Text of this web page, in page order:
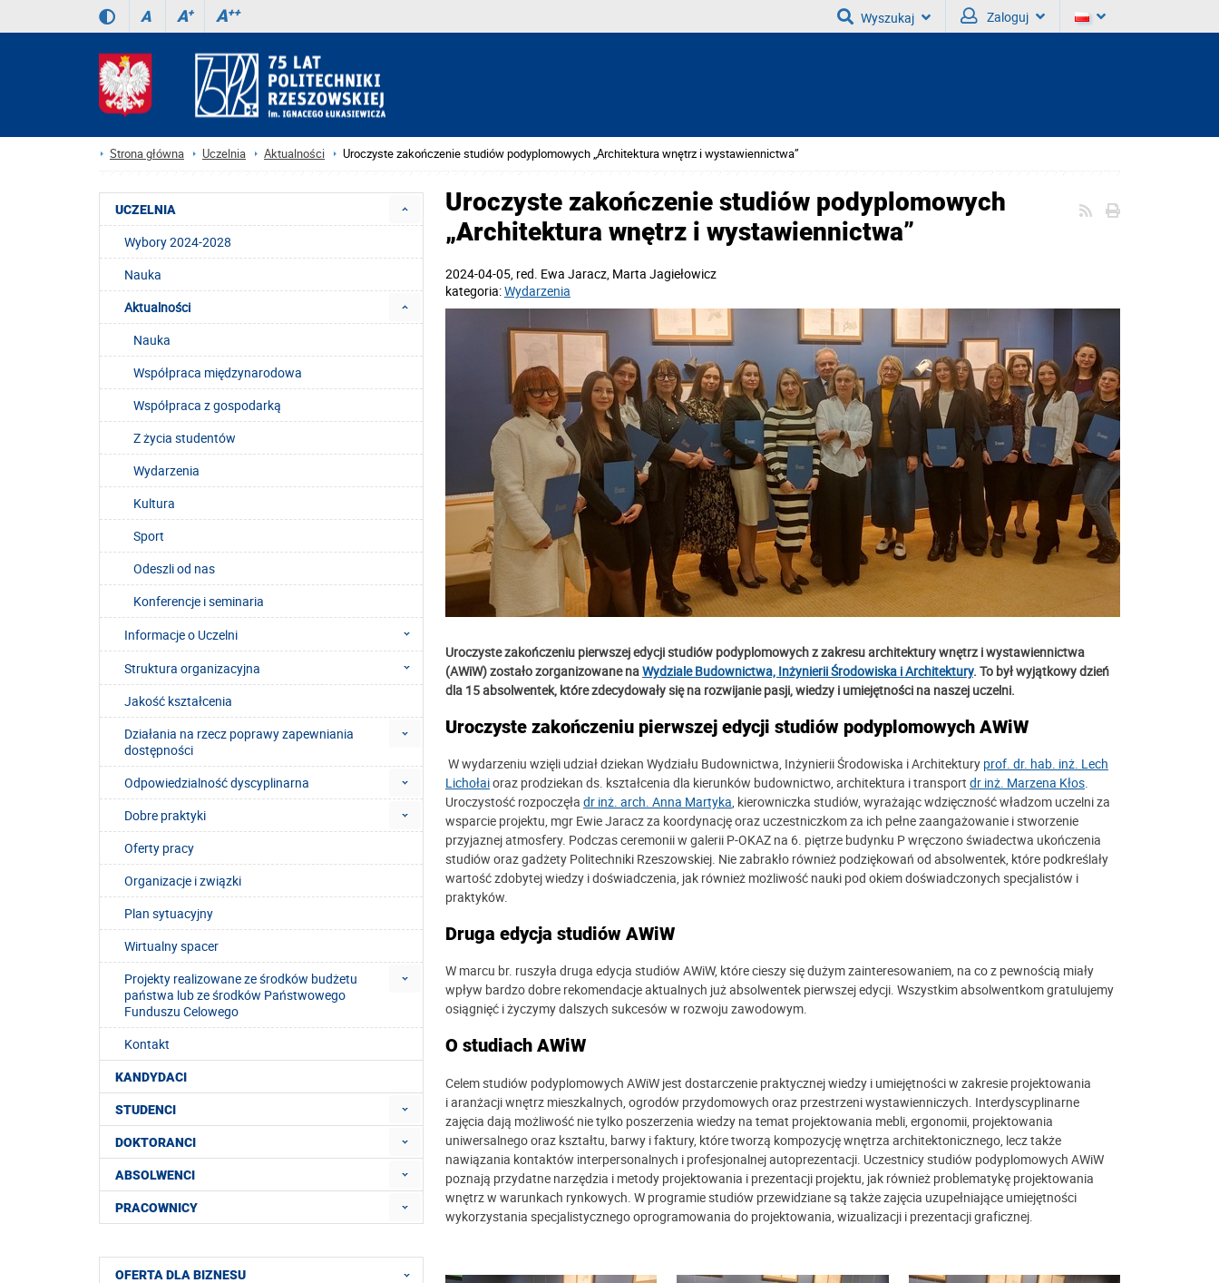
A A+ A++ Wyszukaj Zaloguj
Strona główna Uczelnia Aktualności Uroczyste zakończenie studiów podyplomowych „Architektura wnętrz i wystawiennictwa”
Uroczyste zakończenie studiów podyplomowych
„Architektura wnętrz i wystawiennictwa”
2024-04-05, red. Ewa Jaracz, Marta Jagiełowicz
kategoria:Wydarzenia
Uroczyste zakończeniu pierwszej edycji studiów podyplomowych z zakresu architektury wnętrz i wystawiennictwa
(AWiW) zostało zorganizowane naWydziale Budownictwa, Inżynierii Środowiska i Architektury. To był wyjątkowy dzień
dla 15 absolwentek, które zdecydowały się na rozwijanie pasji, wiedzy i umiejętności na naszej uczelni.
Uroczyste zakończeniu pierwszej edycji studiów podyplomowych AWiW
W wydarzeniu wzięli udział dziekan Wydziału Budownictwa, Inżynierii Środowiska i Architektury prof. dr. hab. inż. Lech
Lichołaioraz prodziekan ds. kształcenia dla kierunków budownictwo, architektura i transport dr inż. Marzena Kłos.
Uroczystość rozpoczęła dr inż. arch. Anna Martyka, kierowniczka studiów, wyrażając wdzięczność władzom uczelni za
wsparcie projektu, mgr Ewie Jaracz za koordynację oraz uczestniczkom za ich pełne zaangażowanie i stworzenie
przyjaznej atmosfery. Podczas ceremonii w galerii P-OKAZ na 6. piętrze budynku P wręczono świadectwa ukończenia
studiów oraz gadżety Politechniki Rzeszowskiej. Nie zabrakło również podziękowań od absolwentek, które podkreślały
wartość zdobytej wiedzy i doświadczenia, jak również możliwość nauki pod okiem doświadczonych specjalistów i
praktyków.
Druga edycja studiów AWiW
W marcu br. ruszyła druga edycja studiów AWiW, które cieszy się dużym zainteresowaniem, na co z pewnością miały
wpływ bardzo dobre rekomendacje aktualnych już absolwentek pierwszej edycji. Wszystkim absolwentkom gratulujemy
osiągnięć i życzymy dalszych sukcesów w rozwoju zawodowym.
O studiach AWiW
Celem studiów podyplomowych AWiW jest dostarczenie praktycznej wiedzy i umiejętności w zakresie projektowania
i aranżacji wnętrz mieszkalnych, ogrodów przydomowych oraz przestrzeni wystawienniczych. Interdyscyplinarne
zajęcia dają możliwość nie tylko poszerzenia wiedzy na temat projektowania mebli, ergonomii, projektowania
uniwersalnego oraz kształtu, barwy i faktury, które tworzą kompozycję wnętrza architektonicznego, lecz także
nawiązania kontaktów interpersonalnych i profesjonalnej autoprezentacji. Uczestnicy studiów podyplomowych AWiW
poznają przydatne narzędzia i metody projektowania i prezentacji projektu, jak również problematykę projektowania
wnętrz w warunkach rynkowych. W programie studiów przewidziane są także zajęcia uzupełniające umiejętności
wykorzystania specjalistycznego oprogramowania do projektowania, wizualizacji i prezentacji graficznej.
UCZELNIA
Wybory 2024-2028
Nauka
Aktualności
Nauka
Współpraca międzynarodowa
Współpraca z gospodarką
Z życia studentów
Wydarzenia
Kultura
Sport
Odeszli od nas
Konferencje i seminaria
Informacje o Uczelni
Struktura organizacyjna
Jakość kształcenia
Działania na rzecz poprawy zapewniania
dostępności
Odpowiedzialność dyscyplinarna
Dobre praktyki
Oferty pracy
Organizacje i związki
Plan sytuacyjny
Wirtualny spacer
Projekty realizowane ze środków budżetu
państwa lub ze środków Państwowego
Funduszu Celowego
Kontakt
KANDYDACI
STUDENCI
DOKTORANCI
ABSOLWENCI
PRACOWNICY
OFERTA DLA BIZNESU